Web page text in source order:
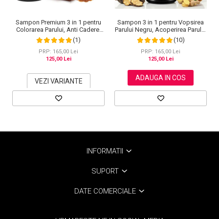
Sampon Premium 3 in 1 pentru
Colorarea Parului, Anti Cadere,
Regenerare cu Ghimbir si
Ginseng, 500 ml, #3 Saten inchis
(Dark Brown)
(1)
PRP: 165,00 Lei
125,00 Lei
VEZI VARIANTE
Sampon 3 in 1 pentru Vopsirea
Parului Negru, Acoperirea Parului
Alb, Regenerare cu Ghimbir, 500
ml
(10)
PRP: 165,00 Lei
125,00 Lei
ADAUGA IN COS
INFORMATII
SUPORT
DATE COMERCIALE